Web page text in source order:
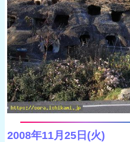
2008年11月25日(火)